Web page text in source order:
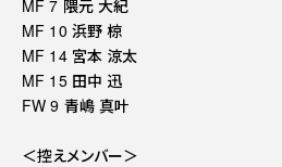
MF 7 隈元 大紀
MF 10 浜野 椋
MF 14 宮本 涼太
MF 15 田中 迅
FW 9 青嶋 真叶
＜控えメンバー＞